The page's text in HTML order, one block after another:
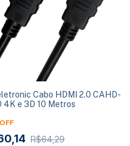
Cabo HDMI 2.0 CAHD-
4K e 3D 10 Metros
OFF
R$64,29